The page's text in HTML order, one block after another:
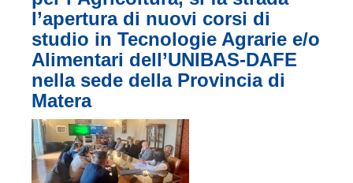
l’apertura di nuovi corsi di
studio in Tecnologie Agrarie e/o
Alimentari dell’UNIBAS-DAFE
nella sede della Provincia di
Matera